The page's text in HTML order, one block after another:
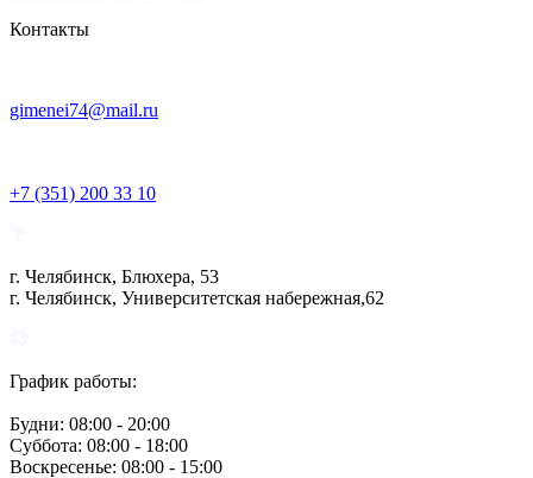
Контакты
gimenei74@mail.ru
+7 (351) 200 33 10
г. Челябинск, Блюхера, 53
г. Челябинск, Университетская набережная,62
График работы:
Будни: 08:00 - 20:00
Суббота: 08:00 - 18:00
Воскресенье: 08:00 - 15:00